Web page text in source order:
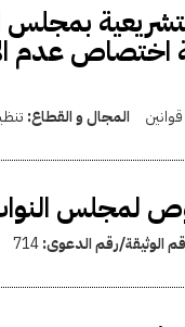
اختصاص عدم
المجال و القطاع:
لمجلس
الوثيقة/رقم الدعوى:714